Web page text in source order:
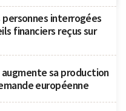
interrogées
financiers reçus sur
sa production
européenne